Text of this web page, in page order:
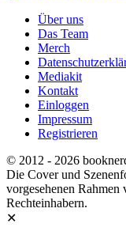
Über uns
Das Team
Merch
Mediakit
Kontakt
Einloggen
Impressum
Registrieren
© 2012 - 2026
Die Cover und
vorgesehenen
Rechteinhabern.
✕